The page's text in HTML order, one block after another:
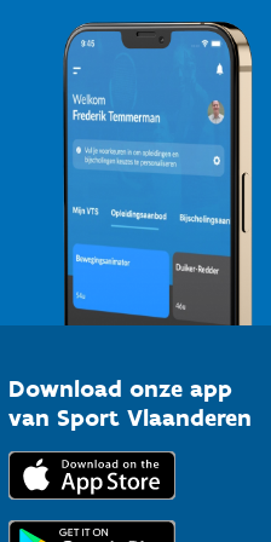
Download onze app
van Sport Vlaanderen